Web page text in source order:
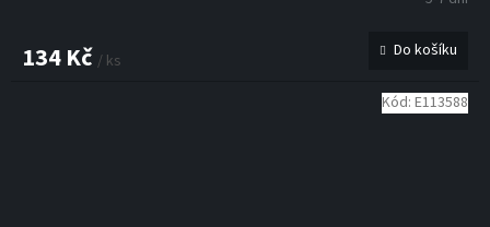
134 Kč / ks Do košíku
Kód: E113588